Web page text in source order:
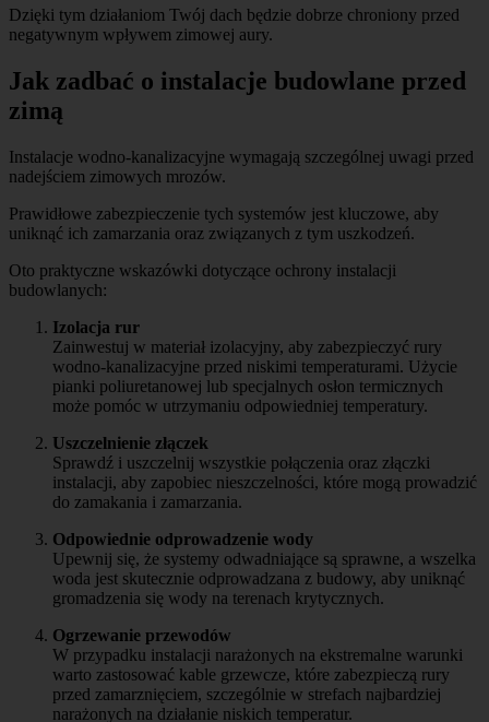
Dzięki tym działaniom Twój dach będzie dobrze chroniony przed
negatywnym wpływem zimowej aury.
Jak zadbać o instalacje budowlane przed
zimą
Instalacje wodno-kanalizacyjne wymagają szczególnej uwagi przed
nadejściem zimowych mrozów.
Prawidłowe zabezpieczenie tych systemów jest kluczowe, aby
uniknąć ich zamarzania oraz związanych z tym uszkodzeń.
Oto praktyczne wskazówki dotyczące ochrony instalacji
budowlanych:
Izolacja rur
Zainwestuj w materiał izolacyjny, aby zabezpieczyć rury
wodno-kanalizacyjne przed niskimi temperaturami. Użycie
pianki poliuretanowej lub specjalnych osłon termicznych
może pomóc w utrzymaniu odpowiedniej temperatury.
Uszczelnienie złączek
Sprawdź i uszczelnij wszystkie połączenia oraz złączki
instalacji, aby zapobiec nieszczelności, które mogą prowadzić
do zamakania i zamarzania.
Odpowiednie odprowadzenie wody
Upewnij się, że systemy odwadniające są sprawne, a wszelka
woda jest skutecznie odprowadzana z budowy, aby uniknąć
gromadzenia się wody na terenach krytycznych.
Ogrzewanie przewodów
W przypadku instalacji narażonych na ekstremalne warunki
warto zastosować kable grzewcze, które zabezpieczą rury
przed zamarznięciem, szczególnie w strefach najbardziej
narażonych na działanie niskich temperatur.